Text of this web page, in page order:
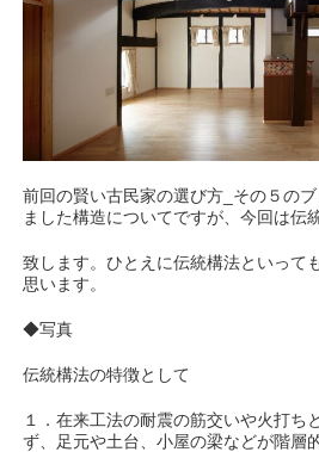
前回の賢い古民家の選び方_その５の
ました構造についてですが、今回は伝
致します。ひとえに伝統構法といって
思います。
◆写真
伝統構法の特徴として
１．在来工法の耐震の筋交いや火打ち
ず、足元や土台、小屋の梁などが階層